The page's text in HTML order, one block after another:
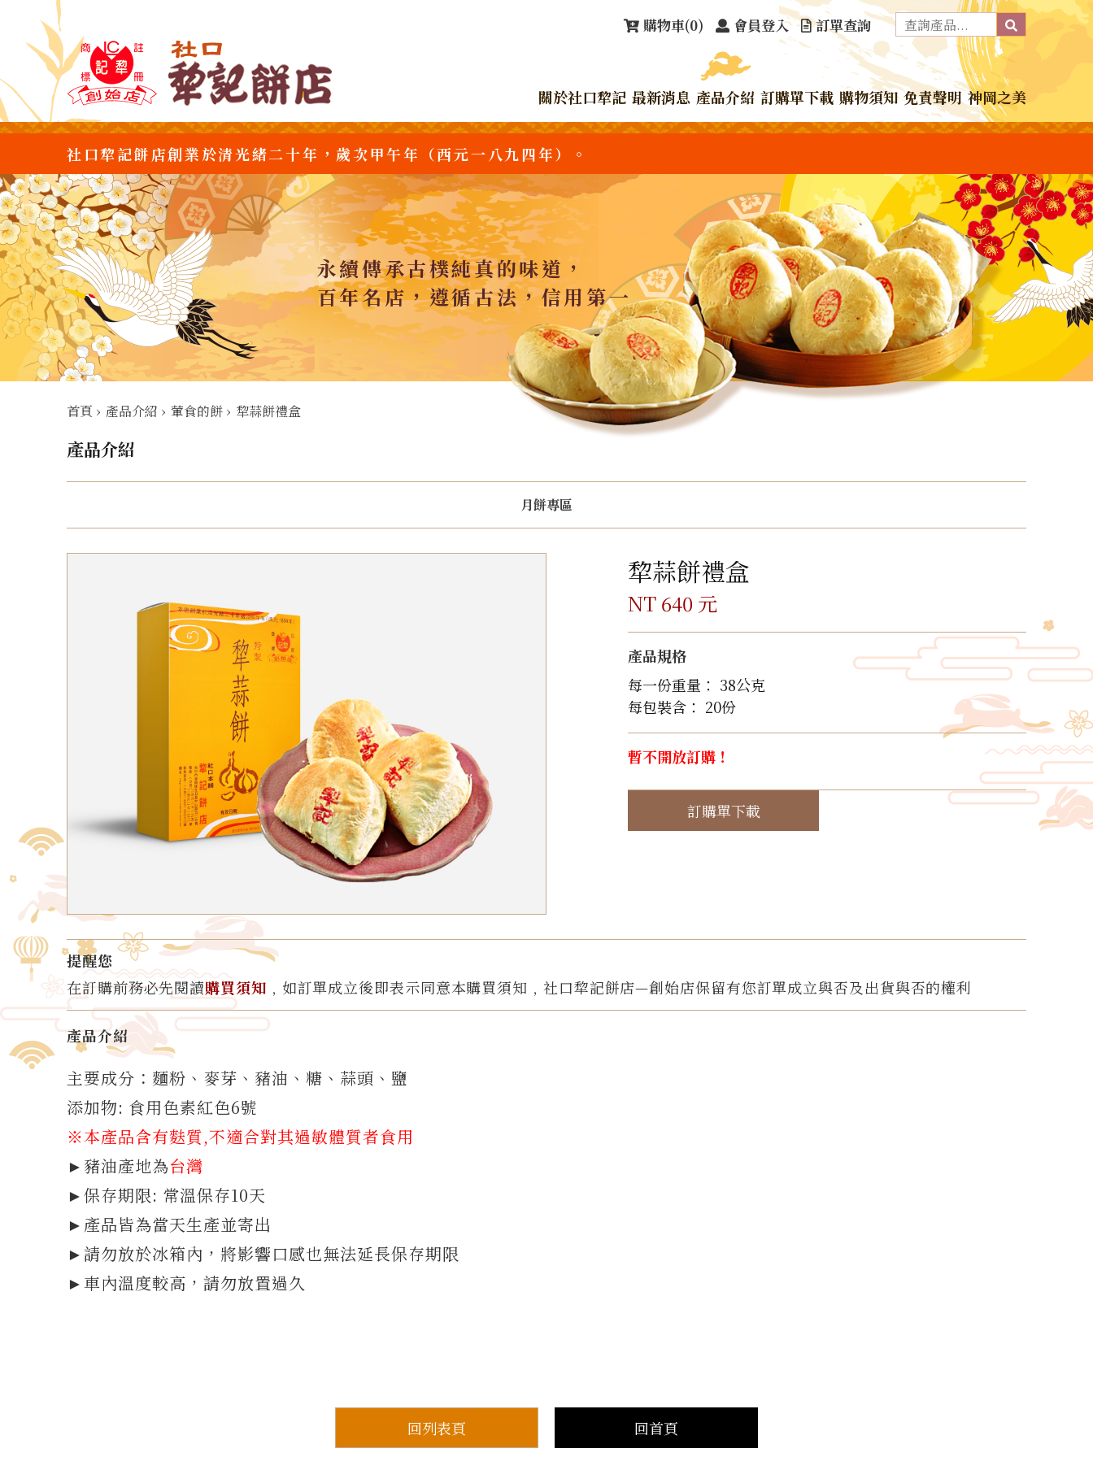
購物車(0) 會員登入 訂單查詢
關於社口犂記 最新消息 產品介紹 訂購單下載 購物須知 免責聲明 神岡之美
社口犂記餅店創業於清光緒二十年，歲次甲午年（西元一八九四年）。
永續傳承古樸純真的味道，
百年名店，遵循古法，信用第一
首頁 › 產品介紹 › 葷食的餅 › 犂蒜餅禮盒
產品介紹
月餅專區
犂蒜餅禮盒
NT 640 元
產品規格
每一份重量： 38公克
每包裝含： 20份
暫不開放訂購！
訂購單下載
提醒您
在訂購前務必先閱讀購買須知 ﹐如訂單成立後即表示同意本購買須知﹐社口犂記餅店—創始店保留有您訂單成立與否及出貨與否的權利
產品介紹
主要成分：麵粉、麥芽、豬油、糖、蒜頭、鹽
添加物: 食用色素紅色6號
※本產品含有麩質,不適合對其過敏體質者食用
►豬油產地為台灣
►保存期限: 常溫保存10天
►產品皆為當天生產並寄出
►請勿放於冰箱內，將影響口感也無法延長保存期限
►車內溫度較高，請勿放置過久
回列表頁 回首頁